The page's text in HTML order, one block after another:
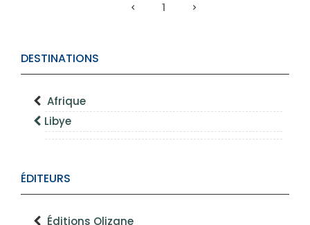
DESTINATIONS
Afrique
Libye
ÉDITEURS
Éditions Olizane
1